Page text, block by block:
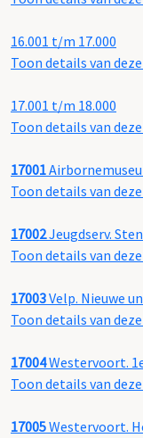
16.001 t/m 17.000
Toon details van
17.001 t/m 18.000
Toon details van
17001
Toon details van
17002Jeugdserv.
Toon details van
17003Velp. Nieuwe
Toon details van
17004Westervoort.
Toon details van
17005Westervoort.